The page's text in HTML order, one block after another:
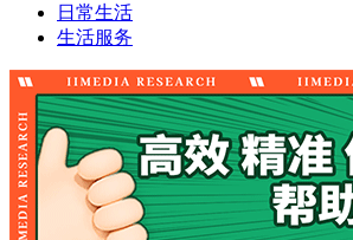
日常生活
生活服务